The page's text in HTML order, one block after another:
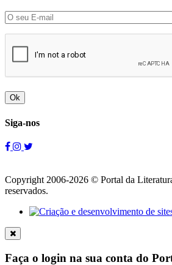
Ok
Siga-nos
Copyright 2006-2026 © Portal da
reservados.
Faça o login na sua conta do